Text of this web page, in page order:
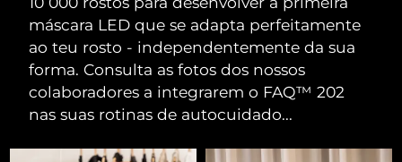
máscara LED que se adapta perfeitamente
ao teu rosto - independentemente da sua
forma. Consulta as fotos dos nossos
colaboradores a integrarem o FAQ™ 202
nas suas rotinas de autocuidado...